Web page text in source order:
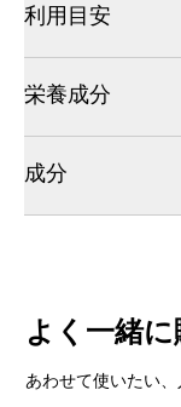
利用目安
栄養成分
成分
よく一緒
あわせて使いたい